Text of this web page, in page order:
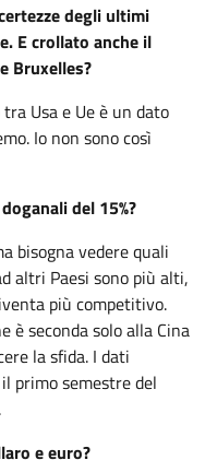
degli ultimi
E crollato anche il
Bruxelles?
Usa e Ue è un dato
Io non sono così
del 15%?
bisogna vedere quali
altri Paesi sono più alti,
più competitivo.
è seconda solo alla Cina
la sfida. I dati
primo semestre del
e euro?